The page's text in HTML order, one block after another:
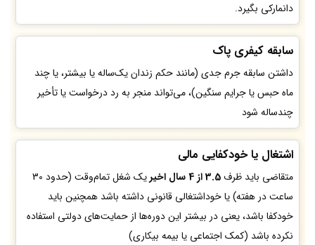
دانمارکی بگیرد.
سابقه کیفری پاک
داشتن سابقه جرم جدی (مانند حکم زندان یک‌ساله یا بیشتر، یا چند
ماه حبس یا جرایم سنگین)، می‌تواند منجر به رد درخواست یا تأخیر
چندساله شود
اشتغال یا خودکفایی مالی
متقاضی باید ظرف3.5 از 4 سال اخیر
یک شغل تمام‌وقت (حدود 30
ساعت در هفته) یا خوداشتغالی قانونی داشته باشد همچنین باید
خودکفا باشد، یعنی در بیشتر این دوره‌ها از حمایت‌های دولتی استفاده
نکرده باشد (کمک اجتماعی یا بیمه بیکاری)